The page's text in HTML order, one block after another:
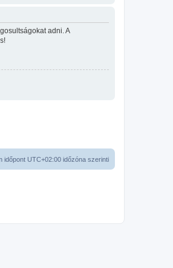
adni. A
időpont UTC+02:00 időzóna szerinti